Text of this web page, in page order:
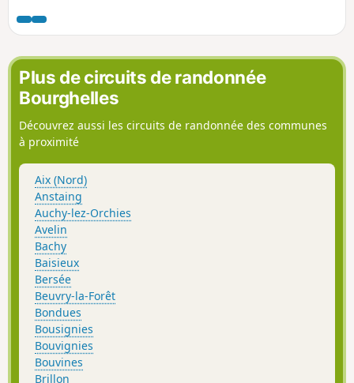
Tournai. Vous découvrirez la jolie église d'Esquelmes près
de l'Escaut bordée d'arbres et les nombreux calvaires et
chapelles. Vous marcherez sur des chemins bordées de
haies, vous emprunterez de petits passages. Au bord de
l'Escaut vous apercevrez vers l'autre rive, le Mont Saint-
Aubert.
Plus de circuits de randonnée
Bourghelles
Découvrez aussi les circuits de randonnée des communes
à proximité
Aix (Nord)
Anstaing
Auchy-lez-Orchies
Avelin
Bachy
Baisieux
Bersée
Beuvry-la-Forêt
Bondues
Bousignies
Bouvignies
Bouvines
Brillon